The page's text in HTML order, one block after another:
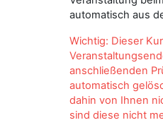
automatisch aus
Wichtig: Dieser
anschließenden
automatisch
dahin von Ihnen
sind diese nicht